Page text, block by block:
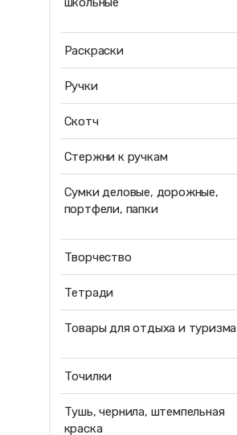
Раскраски
Ручки
Скотч
Стержни к ручкам
Сумки деловые, дорожные,
портфели, папки
Творчество
Тетради
Товары для отдыха и туризма
Точилки
Тушь, чернила, штемпельная
краска